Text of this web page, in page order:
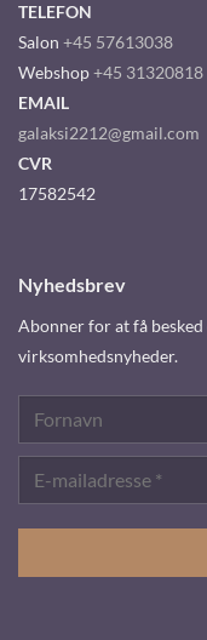
TELEFON
Salon +45 57613038
Webshop+45 31320818
EMAIL
galaksi2212@gmail.com
CVR
17582542
Nyhedsbrev
Abonner for at få
virksomhedsnyheder.